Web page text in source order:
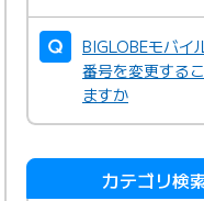
BIGLOBEモバ
番号を変更する
ますか
カテゴリ検